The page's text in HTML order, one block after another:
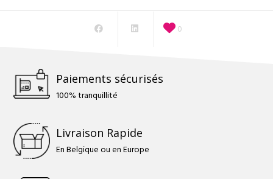
0
Paiements sécurisés
100% tranquillité
Livraison Rapide
En Belgique ou en Europe